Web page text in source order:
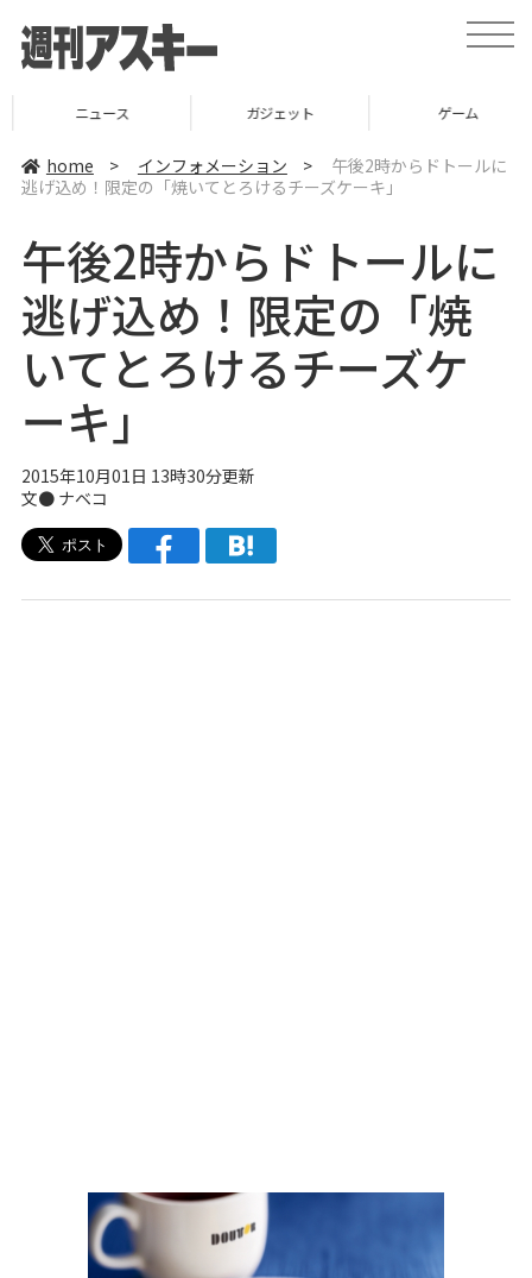
t
o
v
o
ニュース ガジェット ゲーム
home > インフォメーション >
午後2時からドトールに
逃げ込め！限定の「焼いてとろけるチーズケーキ」
午後2時からドトールに
逃げ込め！限定の「焼
いてとろけるチーズケ
ーキ」
2015年10月01日 13時30分更新
文● ナベコ